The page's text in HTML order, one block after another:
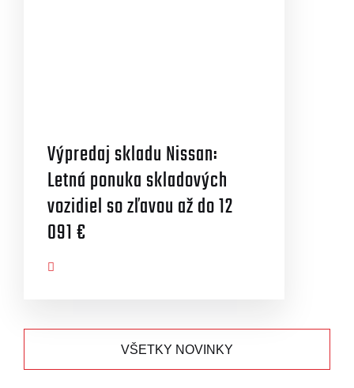
Výpredaj skladu Nissan:
Letná ponuka skladových
vozidiel so zľavou až do 12
091 €
VŠETKY NOVINKY